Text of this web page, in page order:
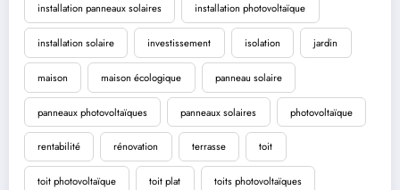
installation panneaux solaires installation photovoltaïque
installation solaire investissement isolation jardin
maison maison écologique panneau solaire
panneaux photovoltaïques panneaux solaires photovoltaïque
rentabilité rénovation terrasse toit
toit photovoltaïque toit plat toits photovoltaïques